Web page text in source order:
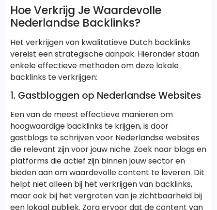
Hoe Verkrijg Je Waardevolle
Nederlandse Backlinks?
Het verkrijgen van kwalitatieve Dutch backlinks
vereist een strategische aanpak. Hieronder staan
enkele effectieve methoden om deze lokale
backlinks te verkrijgen:
1. Gastbloggen op Nederlandse Websites
Een van de meest effectieve manieren om
hoogwaardige backlinks te krijgen, is door
gastblogs te schrijven voor Nederlandse websites
die relevant zijn voor jouw niche. Zoek naar blogs en
platforms die actief zijn binnen jouw sector en
bieden aan om waardevolle content te leveren. Dit
helpt niet alleen bij het verkrijgen van backlinks,
maar ook bij het vergroten van je zichtbaarheid bij
een lokaal publiek. Zorg ervoor dat de content van